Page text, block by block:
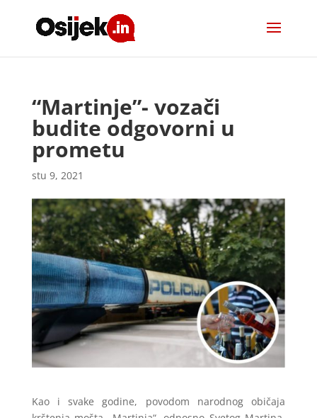
“Martinje”- vozači
budite odgovorni u
prometu
stu 9, 2021
Kao i svake godine, povodom narodnog običaja